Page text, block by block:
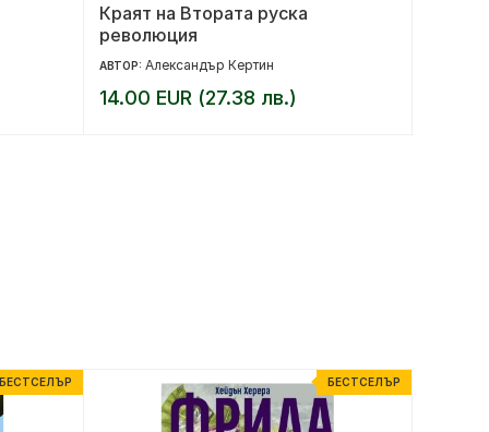
Краят на Втората руска
революция
АВТОР: Александър Кертин
14.00 EUR (27.38 лв.)
БЕСТСЕЛЪР БЕСТСЕЛЪР